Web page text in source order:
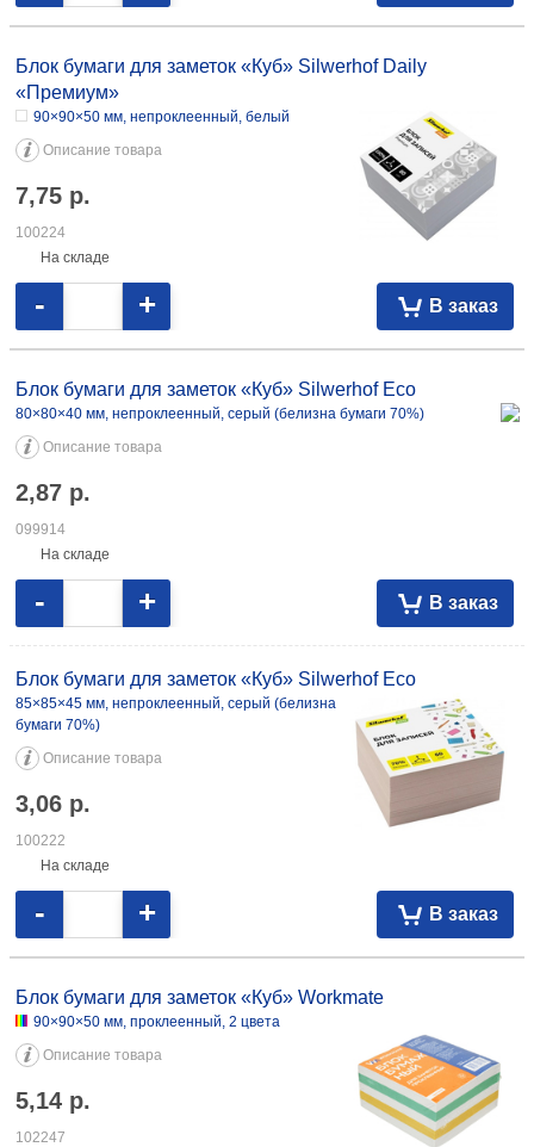
Блок бумаги для заметок «Куб» Silwerhof Daily
«Премиум»
90×90×50 мм, непроклеенный, белый
Описание товара
7,75 р.
100224
На складе
В заказ
- +
Блок бумаги для заметок «Куб» Silwerhof Eco
80×80×40 мм, непроклеенный, серый (белизна бумаги 70%)
Описание товара
2,87 р.
099914
На складе
В заказ
- +
Блок бумаги для заметок «Куб» Silwerhof Eco
85×85×45 мм, непроклеенный, серый (белизна
бумаги 70%)
Описание товара
3,06 р.
100222
На складе
В заказ
- +
Блок бумаги для заметок «Куб» Workmate
90×90×50 мм, проклеенный, 2 цвета
Описание товара
5,14 р.
102247